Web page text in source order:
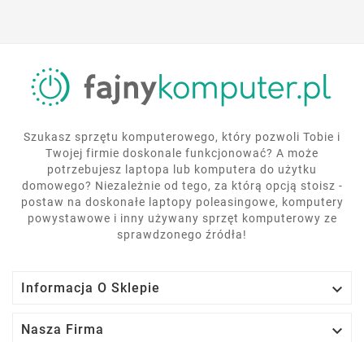
Szukasz sprzętu komputerowego, który pozwoli Tobie i
Twojej firmie doskonale funkcjonować? A może
potrzebujesz laptopa lub komputera do użytku
domowego? Niezależnie od tego, za którą opcją stoisz -
postaw na doskonałe laptopy poleasingowe, komputery
powystawowe i inny używany sprzęt komputerowy ze
sprawdzonego źródła!
Informacja O Sklepie 
Nasza Firma 